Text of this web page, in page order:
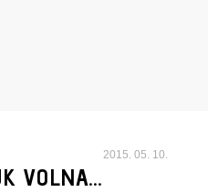
2015. 05. 10.
VOLNA...